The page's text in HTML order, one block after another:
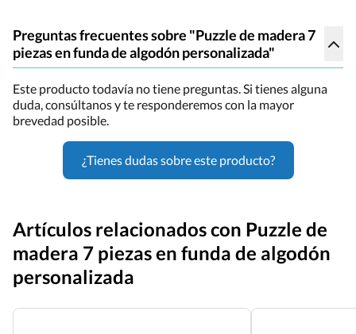
Preguntas frecuentes sobre "Puzzle de madera 7
piezas en funda de algodón personalizada"
Este producto todavía no tiene preguntas. Si tienes alguna
duda, consúltanos y te responderemos con la mayor
brevedad posible.
¿Tienes dudas sobre este producto?
Artículos relacionados con Puzzle de
madera 7 piezas en funda de algodón
personalizada